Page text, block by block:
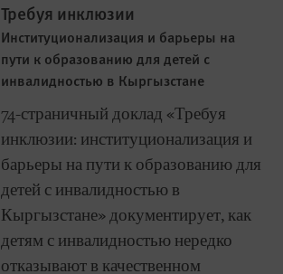
Требуя инклюзии
Институционализация и барьеры на
пути к образованию для детей с
инвалидностью в Кыргызстане
74-страничный доклад «Требуя
инклюзии: институционализация и
барьеры на пути к образованию для
детей с инвалидностью в
Кыргызстане» документирует, как
детям с инвалидностью нередко
отказывают в качественном